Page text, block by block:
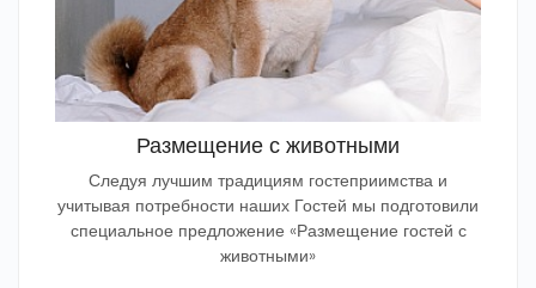
Размещение с животными
Следуя лучшим традициям гостеприимства и
учитывая потребности наших Гостей мы подготовили
специальное предложение «Размещение гостей с
животными»